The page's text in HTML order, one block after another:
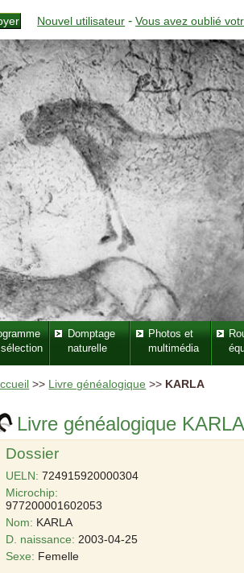
Nouvel utilisateur -Vous avez oublié
Domptage
naturelle
Photos et
multimédia
>> Livre généalogique >> KARLA
Livre généalogique KARLA
Dossier
UELN: 724915920000304
Microchip:
977200001602053
Nom: KARLA
D. naissance: 2003-04-25
Sexe: Femelle